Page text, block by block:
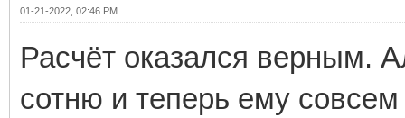
01-21-2022, 02:46 PM
Расчёт оказался верным.
сотню и теперь ему